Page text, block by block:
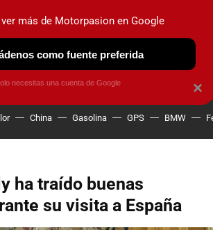
ELÉCTRICOS OBSERVATORIO
China Gasolina GPS BMW
ha traído buenas
su visita a España
×
ver más de Motorpasion en Google
como fuente preferida
necesitas una cuenta de Google